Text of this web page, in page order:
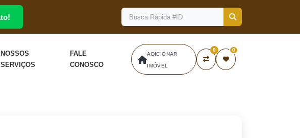
NOSSOS
SERVIÇOS
FALE
CONOSCO
ADICIONAR
IMÓVEL
0 0